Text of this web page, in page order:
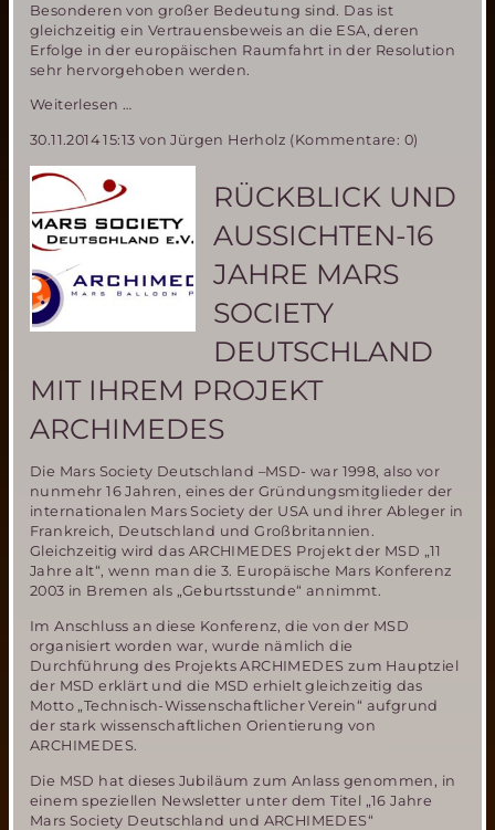
Besonderen von großer Bedeutung sind. Das ist
gleichzeitig ein Vertrauensbeweis an die ESA, deren
Erfolge in der europäischen Raumfahrt in der Resolution
sehr hervorgehoben werden.
Weiterlesen …
entscheidet
über
europäischen
Träger
30.11.2014 15:13 von Jürgen Herholz (Kommentare: 0)
RÜCKBLICK UND
AUSSICHTEN-16
JAHRE MARS
SOCIETY
DEUTSCHLAND
MIT IHREM PROJEKT
ARCHIMEDES
Die Mars Society Deutschland –MSD- war 1998, also vor
nunmehr 16 Jahren, eines der Gründungsmitglieder der
internationalen Mars Society der USA und ihrer Ableger in
Frankreich, Deutschland und Großbritannien.
Gleichzeitig wird das ARCHIMEDES Projekt der MSD „11
Jahre alt“, wenn man die 3. Europäische Mars Konferenz
2003 in Bremen als „Geburtsstunde“ annimmt.
Im Anschluss an diese Konferenz, die von der MSD
organisiert worden war, wurde nämlich die
Durchführung des Projekts ARCHIMEDES zum Hauptziel
der MSD erklärt und die MSD erhielt gleichzeitig das
Motto „Technisch-Wissenschaftlicher Verein“ aufgrund
der stark wissenschaftlichen Orientierung von
ARCHIMEDES.
Die MSD hat dieses Jubiläum zum Anlass genommen, in
einem speziellen Newsletter unter dem Titel „16 Jahre
Mars Society Deutschland und ARCHIMEDES“